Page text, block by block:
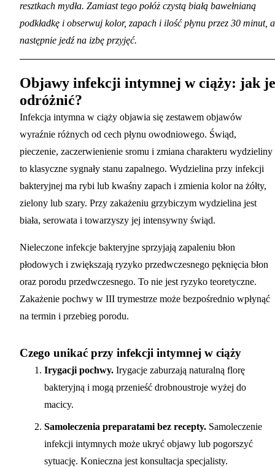
resztkach mydła. Zamiast tego połóż czystą białą bawełnianą
podkładkę i obserwuj kolor, zapach i ilość płynu przez 30 minut, a
następnie jedź na izbę przyjęć.
Objawy infekcji intymnej w ciąży: jak je
odróżnić?
Infekcja intymna w ciąży objawia się zestawem objawów
wyraźnie różnych od cech płynu owodniowego. Świąd,
pieczenie, zaczerwienienie sromu i zmiana charakteru wydzieliny
to klasyczne sygnały stanu zapalnego. Wydzielina przy infekcji
bakteryjnej ma rybi lub kwaśny zapach i zmienia kolor na żółty,
zielony lub szary. Przy zakażeniu grzybiczym wydzielina jest
biała, serowata i towarzyszy jej intensywny świąd.
Nieleczone infekcje bakteryjne sprzyjają zapaleniu błon
płodowych i zwiększają ryzyko przedwczesnego pęknięcia błon
oraz porodu przedwczesnego. To nie jest ryzyko teoretyczne.
Zakażenie pochwy w III trymestrze może bezpośrednio wpłynąć
na termin i przebieg porodu.
Czego unikać przy infekcji intymnej w ciąży
Irygacji pochwy. Irygacje zaburzają naturalną florę
bakteryjną i mogą przenieść drobnoustroje wyżej do
macicy.
Samoleczenia preparatami bez recepty. Samoleczenie
infekcji intymnych może ukryć objawy lub pogorszyć
sytuację. Konieczna jest konsultacja specjalisty.